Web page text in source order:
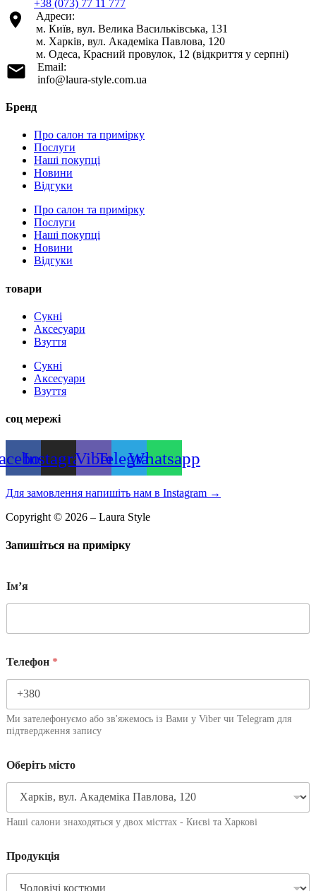
+38 (073) 77 11 777
Адреси:
м. Київ, вул. Велика Васильківська, 131
м. Харків, вул. Академіка Павлова, 120
м. Одеса, Красний провулок, 12 (відкриття у серпні)
Email:
info@laura-style.com.ua
Бренд
Про салон та примірку
Послуги
Наші покупці
Новини
Відгуки
Про салон та примірку
Послуги
Наші покупці
Новини
Відгуки
товари
Сукні
Аксесуари
Взуття
Сукні
Аксесуари
Взуття
соц мережі
InstagramViberTelegramWhatsapp
Для замовлення напишіть нам в Instagram →
Copyright © 2026 – Laura Style
Запишіться на примірку
Імʼя
Телефон *
Ми зателефонуємо або зв'яжемось із Вами у Viber чи Telegram для
підтвердження запису
Оберіть місто
Наші салони знаходяться у двох місттах - Києві та Харкові
Продукція